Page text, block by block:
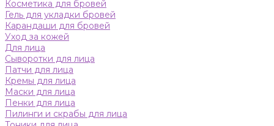
Косметика для бровей
Гель для укладки бровей
Карандаши для бровей
Уход за кожей
Для лица
Сыворотки для лица
Патчи для лица
Кремы для лица
Маски для лица
Пенки для лица
Пилинги и скрабы для лица